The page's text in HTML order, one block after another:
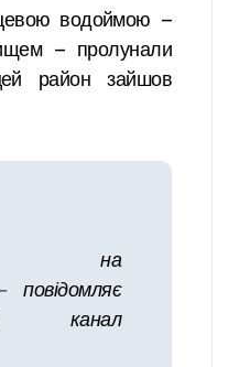
водоймою —
— пролунали
район зайшов
на
повідомляє
канал